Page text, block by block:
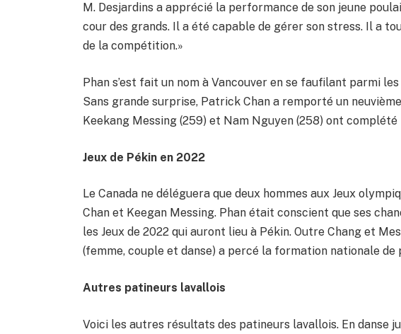
M. Desjardins a apprécié la performance de son jeune
cour des grands. Il a été capable de gérer son stress. Il a
de la compétition.»
Phan s’est fait un nom à Vancouver en se faufilant parmi
Sans grande surprise, Patrick Chan a remporté un
Keekang Messing (259) et Nam Nguyen (258) ont complété
Jeux de Pékin en 2022
Le Canada ne déléguera que deux hommes aux Jeux
Chan et Keegan Messing. Phan était conscient que ses
les Jeux de 2022 qui auront lieu à Pékin. Outre Chang et
(femme, couple et danse) a percé la formation nationale
Autres patineurs lavallois
Voici les autres résultats des patineurs lavallois. En danse